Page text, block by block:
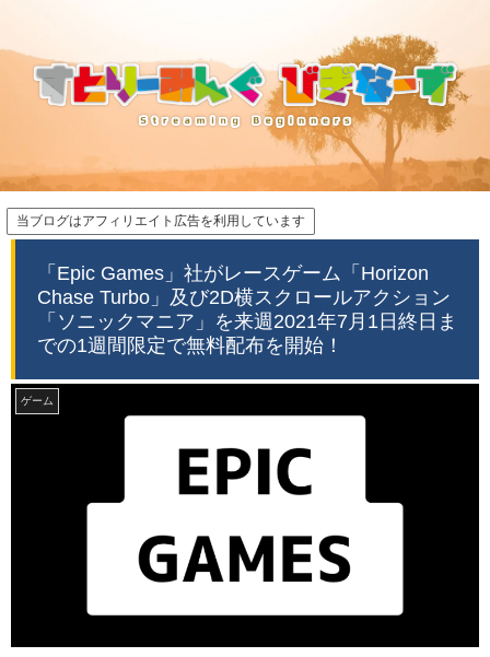
当ブログはアフィリエイト広告を利用しています
「Epic Games」社がレースゲーム「Horizon
Chase Turbo」及び2D横スクロールアクション
「ソニックマニア」を来週2021年7月1日終日ま
での1週間限定で無料配布を開始！
ゲーム